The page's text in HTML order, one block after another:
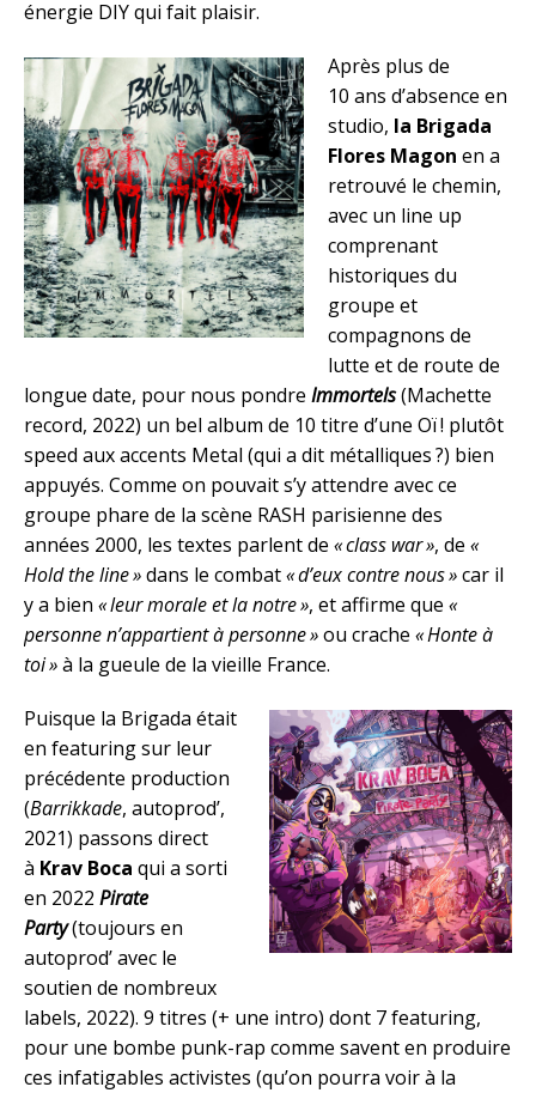
énergie DIY qui fait plaisir.
Après plus de
10 ans d’absence en
studio, la Brigada
Flores Magon en a
retrouvé le chemin,
avec un line up
comprenant
historiques du
groupe et
compagnons de
lutte et de route de
longue date, pour nous pondre Immortels(Machette
record, 2022) un bel album de 10 titre d’une Oï ! plutôt
speed aux accents Metal (qui a dit métalliques ?) bien
appuyés. Comme on pouvait s’y attendre avec ce
groupe phare de la scène RASH parisienne des
années 2000, les textes parlent de « class war », de «
Hold the line »dans le combat« d’eux contre nous »car il
y a bien « leur morale et la notre », et affirme que «
personne n’appartient à personne »ou crache « Honte à
toi »à la gueule de la vieille France.
Puisque la Brigada était
en featuring sur leur
précédente production
(Barrikkade, autoprod’,
2021) passons direct
à Krav Boca qui a sorti
en 2022 Pirate
Party(toujours en
autoprod’ avec le
soutien de nombreux
labels, 2022). 9 titres (+ une intro) dont 7 featuring,
pour une bombe punk-rap comme savent en produire
ces infatigables activistes (qu’on pourra voir à la